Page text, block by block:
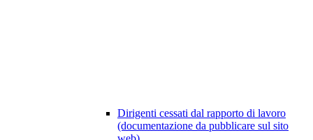
Dirigenti cessati dal rapporto di lavoro
(documentazione da pubblicare sul sito